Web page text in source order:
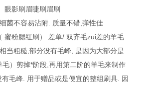
影刷眉睫刷眉刷
菌不容易沾附. 质量不错,弹性佳
蜜粉腮红刷） 差单/ 双齐毛zui差的羊毛
当粗糙,部分没有毛峰, 是因为大部分是
）剪掉*阶段,再用第二阶的羊毛来制作
毛峰. 用于赠品或是便宜的整组刷具. 因